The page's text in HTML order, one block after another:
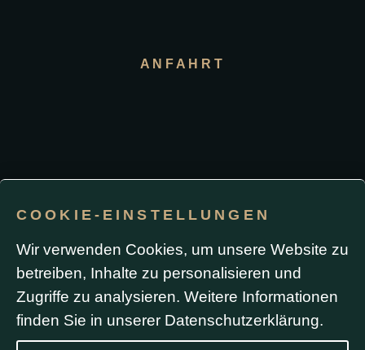
ANFAHRT
Impressum / Datenschutz
Durch die Nutzung dieser Website oder das Absenden
eines Formulars stimmen Sie der Verwendung von
Cookies sowie Analyse- und Werbe-Tracking
(einschließlich Google Ads) zu. Formulardaten werden
ausschließlich zur Bearbeitung Ihrer Anfrage
verwendet und nicht ohne Ihre Zustimmung
COOKIE-EINSTELLUNGEN
Wir verwenden Cookies, um unsere Website zu
betreiben, Inhalte zu personalisieren und
Zugriffe zu analysieren. Weitere Informationen
finden Sie in unserer Datenschutzerklärung.